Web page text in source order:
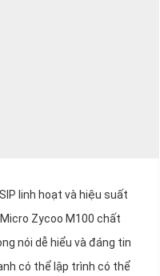
linh hoạt và hiệu suất
Zycoo M100 chất
nói dễ hiểu và đáng tin
có thể lập trình có thể